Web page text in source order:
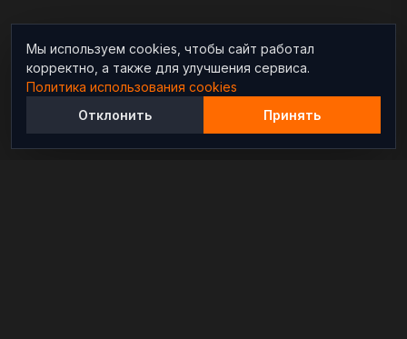
Мы используем cookies, чтобы сайт работал
корректно, а также для улучшения сервиса.
Политика использования cookies
Отклонить
Принять